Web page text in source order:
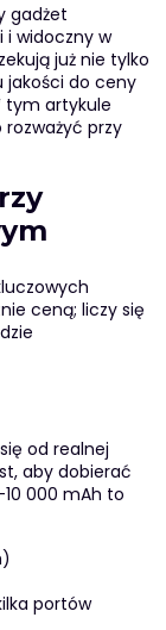
gadżet
widoczny w
już nie tylko
jakości do ceny
tym artykule
przy
ceną; liczy się
od realnej
aby dobierać
000 mAh to
portów